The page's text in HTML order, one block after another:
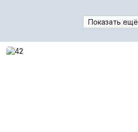
Показать ещё